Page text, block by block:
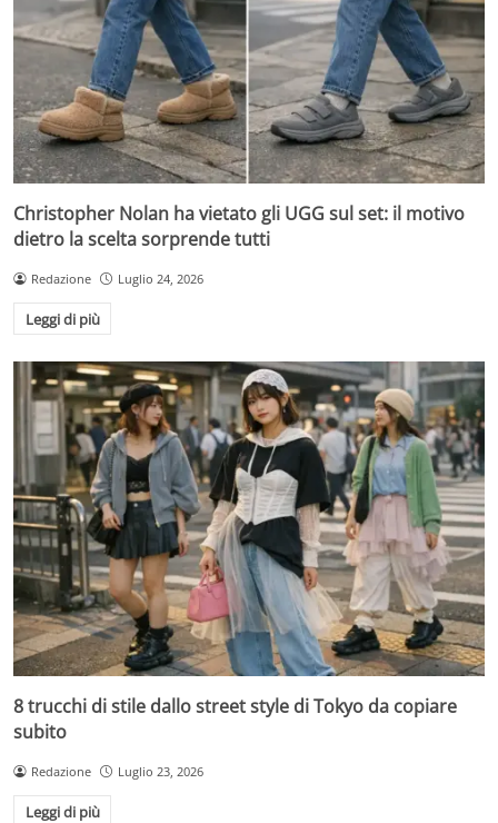
Christopher Nolan ha vietato gli UGG sul set: il motivo
dietro la scelta sorprende tutti
Redazione Luglio 24, 2026
Leggi di più
8 trucchi di stile dallo street style di Tokyo da copiare
subito
Redazione Luglio 23, 2026
Leggi di più